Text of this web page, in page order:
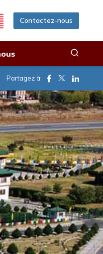
Contactez-nous
Partagez à: Facebook
Twitter